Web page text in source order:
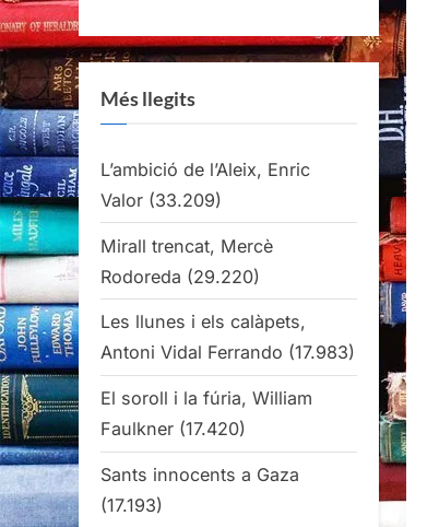
Més llegits
L’ambició de l’Aleix, Enric
Valor (33.209)
Mirall trencat, Mercè
Rodoreda (29.220)
Les llunes i els calàpets,
Antoni Vidal Ferrando (17.983)
El soroll i la fúria, William
Faulkner (17.420)
Sants innocents a Gaza
(17.193)